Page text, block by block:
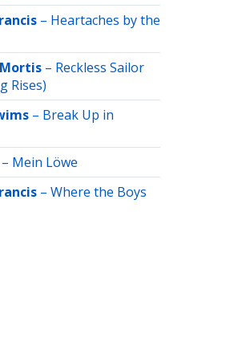
– Heartaches by the
– Reckless Sailor
Rises)
– Break Up in
– Mein Löwe
– Where the Boys